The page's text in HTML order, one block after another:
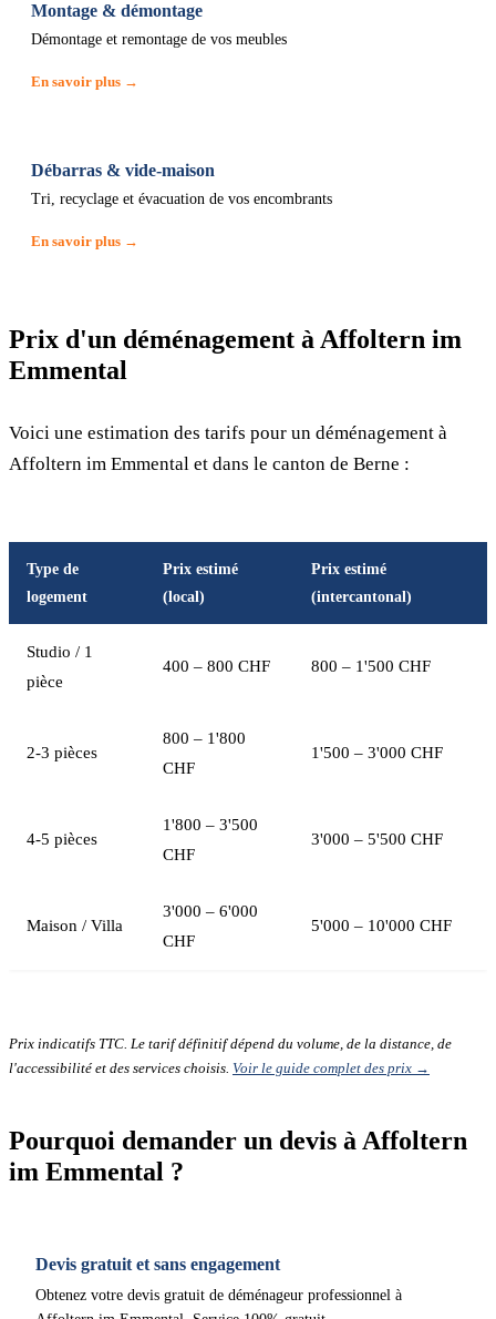
Montage & démontage
Démontage et remontage de vos meubles
En savoir plus →
Débarras & vide-maison
Tri, recyclage et évacuation de vos encombrants
En savoir plus →
Prix d'un déménagement à Affoltern im
Emmental
Voici une estimation des tarifs pour un déménagement à
Affoltern im Emmental et dans le canton de Berne :
Type de
logement
Prix estimé
(local)
Prix estimé
(intercantonal)
Studio / 1
pièce
400 – 800 CHF 800 – 1'500 CHF
2-3 pièces
800 – 1'800
CHF
1'500 – 3'000 CHF
4-5 pièces
1'800 – 3'500
CHF
3'000 – 5'500 CHF
Maison / Villa
3'000 – 6'000
CHF
5'000 – 10'000 CHF
Prix indicatifs TTC. Le tarif définitif dépend du volume, de la distance, de
l'accessibilité et des services choisis. Voir le guide complet des prix →
Pourquoi demander un devis à Affoltern
im Emmental ?
Devis gratuit et sans engagement
Obtenez votre devis gratuit de déménageur professionnel à